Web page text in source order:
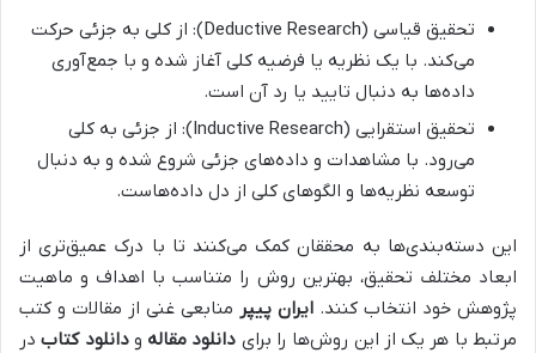
تحقیق قیاسی (Deductive Research): از کلی به جزئی حرکت
می‌کند. با یک نظریه یا فرضیه کلی آغاز شده و با جمع‌آوری
داده‌ها به دنبال تایید یا رد آن است.
تحقیق استقرایی (Inductive Research): از جزئی به کلی
می‌رود. با مشاهدات و داده‌های جزئی شروع شده و به دنبال
توسعه نظریه‌ها و الگوهای کلی از دل داده‌هاست.
این دسته‌بندی‌ها به محققان کمک می‌کنند تا با درک عمیق‌تری از
ابعاد مختلف تحقیق، بهترین روش را متناسب با اهداف و ماهیت
پژوهش خود انتخاب کنند. ایران پیپر منابعی غنی از مقالات و کتب
مرتبط با هر یک از این روش‌ها را برای دانلود مقاله ودانلود کتابدر